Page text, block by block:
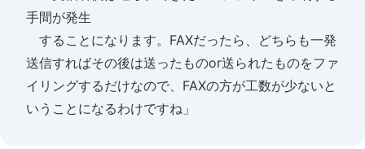
手間が発生
することになります。FAXだったら、どちらも一発
送信すればその後は送ったものor送られたものをファ
イリングするだけなので、FAXの方が工数が少ないと
いうことになるわけですね」